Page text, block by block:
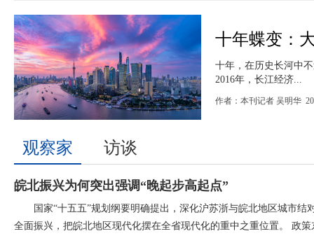
十年蝶变：
十年，在历史长河中
2016年，长江经济...
作者：本刊记者 吴明华
观察家 访谈
皖北振兴为何突出强调“晚起步高起点”
国家“十五五”规划纲要明确提出，深化沪苏浙与皖北地区城市
全面振兴，把皖北地区现代化摆在全省现代化的重中之重位置。 政